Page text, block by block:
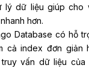
lý dữ liệu giúp cho
hơn.
Database có hỗ
cả index đơn giản
vấn dữ liệu của